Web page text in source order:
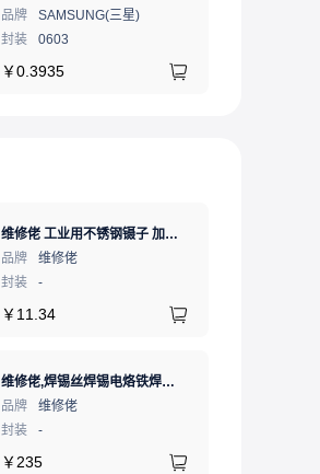
品牌
SAMSUNG(三星)
封装
0603
￥0.3935
维修佬 工业用不锈钢镊子 加硬高精度防静电 夹精密电子元件弯细尖头电子专用夹子弯嘴镊子燕窝挑毛工具
品牌
维修佬
封装
-
￥ 11.34
维修佬,焊锡丝焊锡电烙铁焊接王者焊锡丝,800G1.0mm,1个
品牌
维修佬
封装
-
￥ 235